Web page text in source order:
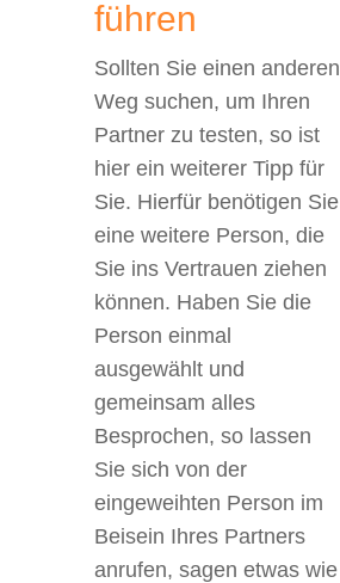
führen
Sollten Sie einen anderen
Weg suchen, um Ihren
Partner zu testen, so ist
hier ein weiterer Tipp für
Sie. Hierfür benötigen Sie
eine weitere Person, die
Sie ins Vertrauen ziehen
können. Haben Sie die
Person einmal
ausgewählt und
gemeinsam alles
Besprochen, so lassen
Sie sich von der
eingeweihten Person im
Beisein Ihres Partners
anrufen, sagen etwas wie